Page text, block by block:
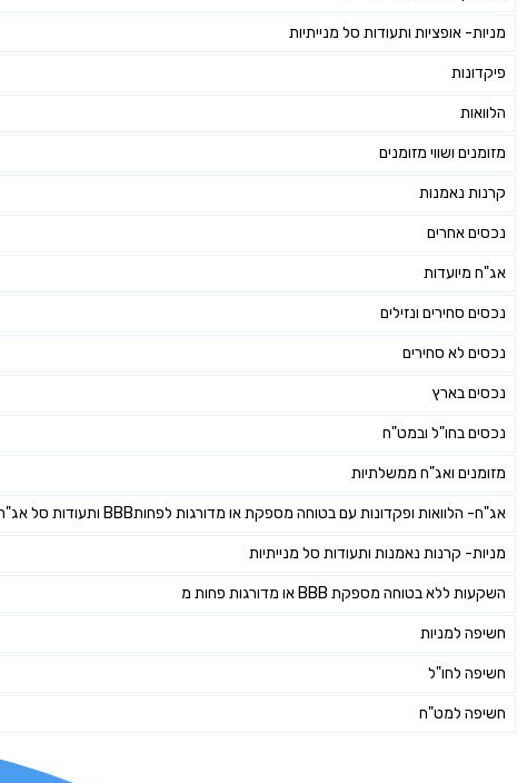
מניות- אופציות ותעודות סל מנייתיות
פיקדונות
הלוואות
מזומנים ושווי מזומנים
קרנות נאמנות
נכסים אחרים
אג"ח מיועדות
נכסים סחירים ונזילים
נכסים לא סחירים
נכסים בארץ
נכסים בחו"ל ובמט"ח
מזומנים ואג"ח ממשלתיות
אג"ח- הלוואות ופקדונות עם בטוחה מספקת או מדורגות לפחותBBB ותעודות סל אג"חיות
מניות- קרנות נאמנות ותעודות סל מנייתיות
השקעות ללא בטוחה מספקת BBB או מדורגות פחות מ
חשיפה למניות
חשיפה לחו"ל
חשיפה למט"ח